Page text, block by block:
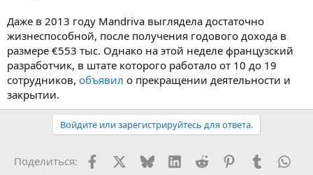
Даже в 2013 году Mandriva выглядела достаточно
жизнеспособной, после получения годового дохода в
размере €553 тыс. Однако на этой неделе французский
разработчик, в штате которого работало от 10 до 19
сотрудников, объявил о прекращении деятельности и
закрытии.
Войдите или зарегистрируйтесь для ответа.
Поделиться: FacebookX (Twitter)
BlueskyLinkedInReddit PinterestTumblr